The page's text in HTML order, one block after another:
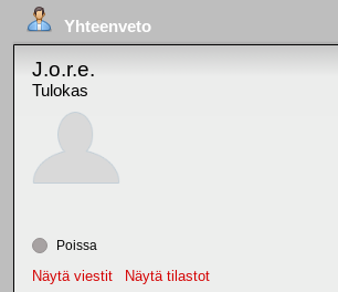
Yhteenveto
J.o.r.e.
Tulokas
Poissa
Näytä viestit
Näytä tilastot